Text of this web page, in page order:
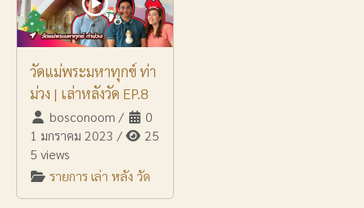
วัดแม่พระมหาทุกข์ ท่า
ม่วง | เล่าหลังวัด EP.8
bosconoom /
0
1 มกราคม 2023 /
25
5 views
รายการ เล่า หลัง วัด